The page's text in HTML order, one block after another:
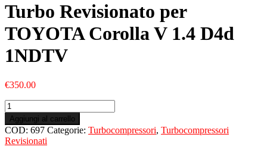
Turbo Revisionato per
TOYOTA Corolla V 1.4 D4d
1NDTV
€350.00
Turbo
Revisionato
per
TOYOTA
Corolla
Aggiungi al carrello
COD: 697 Categorie: Turbocompressori, Turbocompressori
Revisionati